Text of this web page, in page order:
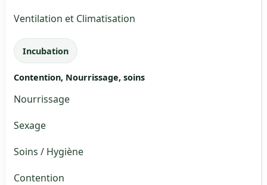
Ventilation et Climatisation
Incubation
Contention, Nourrissage, soins
Nourrissage
Sexage
Soins / Hygiène
Contention